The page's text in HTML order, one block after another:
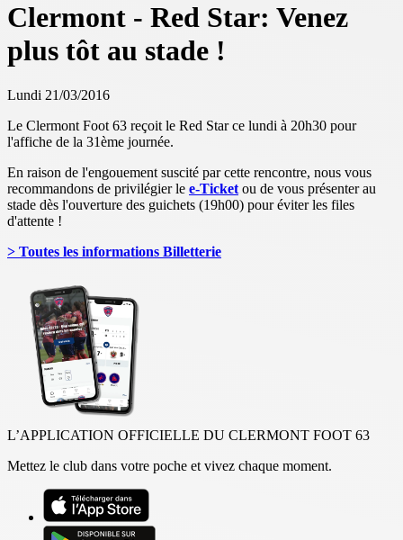
Clermont - Red Star: Venez
plus tôt au stade !
Lundi 21/03/2016
Le Clermont Foot 63 reçoit le Red Star ce lundi à 20h30 pour
l'affiche de la 31ème journée.
En raison de l'engouement suscité par cette rencontre, nous vous
recommandons de privilégier le e-Ticket ou de vous présenter au
stade dès l'ouverture des guichets (19h00) pour éviter les files
d'attente !
> Toutes les informations Billetterie
L’APPLICATION OFFICIELLE DU CLERMONT FOOT 63
Mettez le club dans votre poche et vivez chaque moment.